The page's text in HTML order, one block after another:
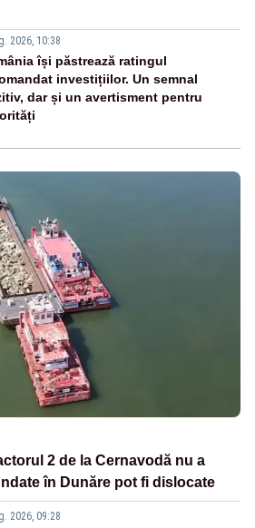
2026, 10:38
își păstrează ratingul
investițiilor. Un semnal
dar și un avertisment pentru
2 de la Cernavodă nu a
în Dunăre pot fi dislocate
2026, 09:28